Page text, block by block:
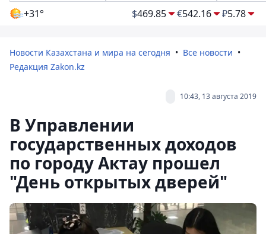
+31° $469.85 €542.16 ₽5.78
Новости Казахстана и мира на сегодня
Все новости
Редакция Zakon.kz
10:43, 13 августа 2019
В Управлении
государственных доходов
по городу Актау прошел
"День открытых дверей"